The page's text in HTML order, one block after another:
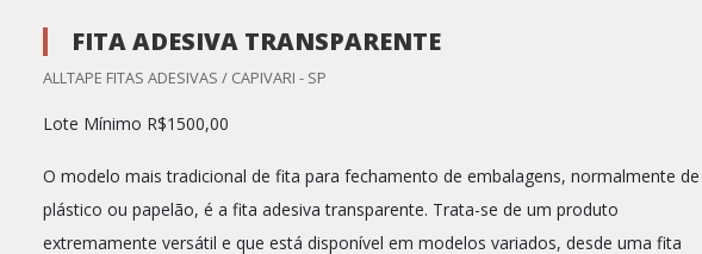
FITA ADESIVA TRANSPARENTE
ALLTAPE FITAS ADESIVAS / CAPIVARI - SP
Lote Mínimo R$1500,00
O modelo mais tradicional de fita para fechamento de embalagens, normalmente de
plástico ou papelão, é a fita adesiva transparente. Trata-se de um produto
extremamente versátil e que está disponível em modelos variados, desde uma fita